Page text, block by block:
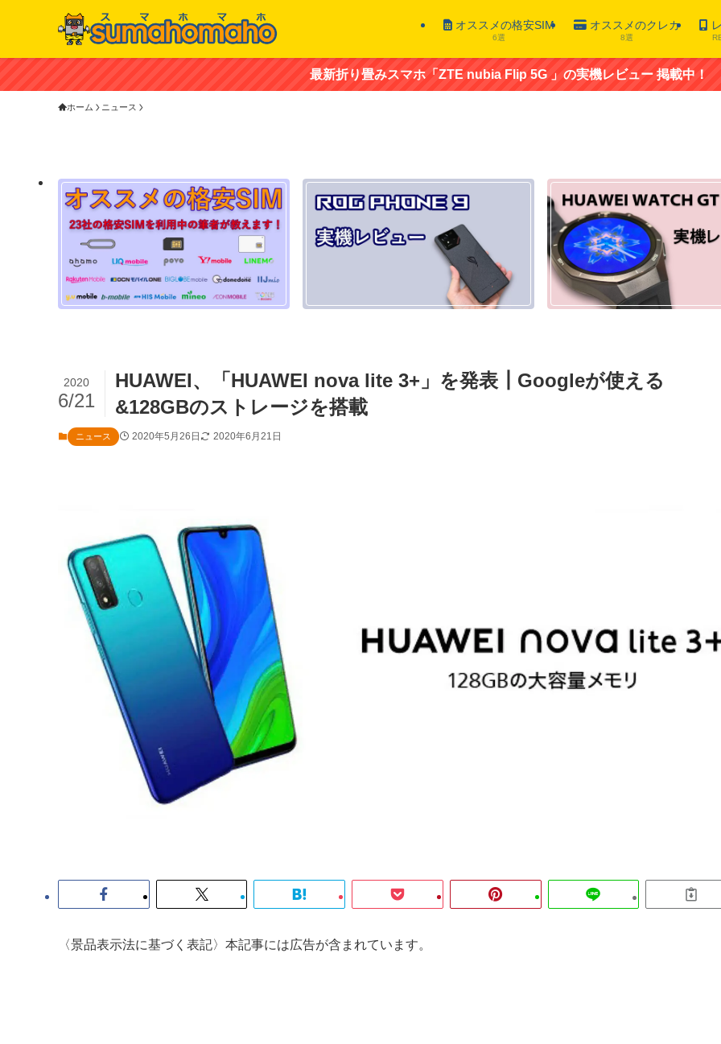
オススメの格安SIM
6選
オススメのクレカ
8選
最新折り畳みスマホ「ZTE nubia Flip 5G 」の実機レビュー 掲載中！
ホーム ニュース
HUAWEI、「HUAWEI nova lite 3+」を発表┃Googleが使える
&128GBのストレージを搭載
2020
6/21
ニュース 2020年5月26日 2020年6月21日
〈景品表示法に基づく表記〉本記事には広告が含まれています。